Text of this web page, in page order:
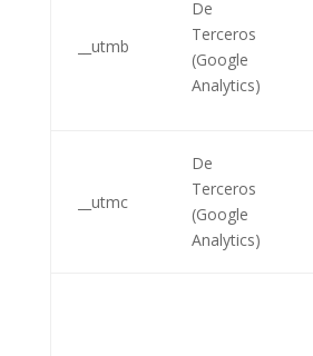
__utmb
De
Terceros
(Google
Analytics)
__utmc
De
Terceros
(Google
Analytics)